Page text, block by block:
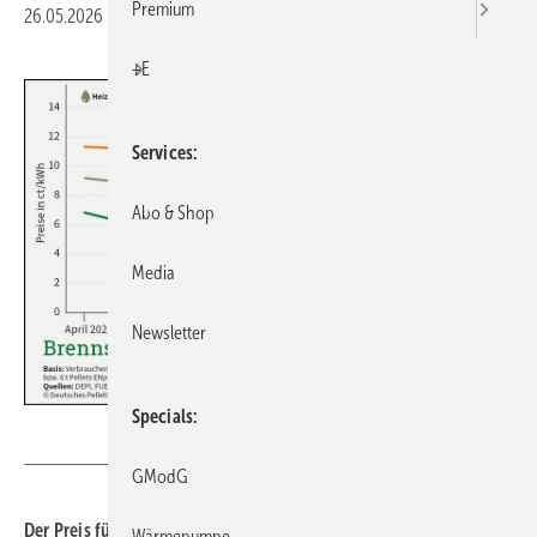
26.05.2026 Druckvorschau
Der Preis für Holz­pellets ist im Mai 2026 gegen­über dem Vor­mo­
Premium
+E
Services
Abo & Shop
Media
Newsletter
Specials
GModG